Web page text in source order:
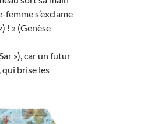
s’exclame
! » (Genèse
»), car un futur
qui brise les